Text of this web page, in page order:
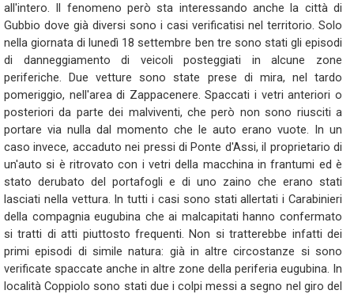
all'intero. Il fenomeno però sta interessando anche la città di
Gubbio dove già diversi sono i casi verificatisi nel territorio. Solo
nella giornata di lunedì 18 settembre ben tre sono stati gli episodi
di danneggiamento di veicoli posteggiati in alcune zone
periferiche. Due vetture sono state prese di mira, nel tardo
pomeriggio, nell'area di Zappacenere. Spaccati i vetri anteriori o
posteriori da parte dei malviventi, che però non sono riusciti a
portare via nulla dal momento che le auto erano vuote. In un
caso invece, accaduto nei pressi di Ponte d'Assi, il proprietario di
un'auto si è ritrovato con i vetri della macchina in frantumi ed è
stato derubato del portafogli e di uno zaino che erano stati
lasciati nella vettura. In tutti i casi sono stati allertati i Carabinieri
della compagnia eugubina che ai malcapitati hanno confermato
si tratti di atti piuttosto frequenti. Non si tratterebbe infatti dei
primi episodi di simile natura: già in altre circostanze si sono
verificate spaccate anche in altre zone della periferia eugubina. In
località Coppiolo sono stati due i colpi messi a segno nel giro del